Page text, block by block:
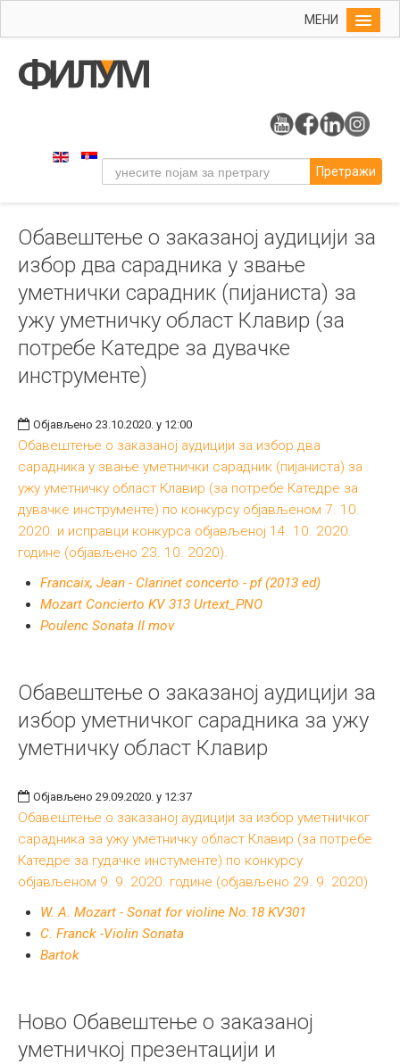
МЕНИ
Упис
Уметност
Музичка уметност
Примењена и ликовна уметност
Галерија
Издаваштво
Библиотека
Међународна
Претражи
Обавештење о заказаној аудицији за
избор два сарадника у звање
уметнички сарадник (пијаниста) за
ужу уметничку област Клавир (за
потребе Катедре за дувачке
инструменте)
Објављено 23.10.2020. у 12:00
Обавештење о заказаној аудицији за избор два
сарадника у звање уметнички сарадник (пијаниста) за
ужу уметничку област Клавир (за потребе Катедре за
дувачке инструменте) по конкурсу објављеном 7. 10.
2020. и исправци конкурса објављеној 14. 10. 2020.
године (објављено 23. 10. 2020).
Francaix, Jean - Clarinet concerto - pf (2013 ed)
Mozart Concierto KV 313 Urtext_PNO
Poulenc Sonata II mov
Обавештење о заказаној аудицији за
избор уметничког сарадника за ужу
уметничку област Клавир
Објављено 29.09.2020. у 12:37
Обавештење о заказаној аудицији за избор уметничког
сарадника за ужу уметничку област Клавир (за потребе
Катедре за гудачке инстументе) по конкурсу
објављеном 9. 9. 2020. године (објављено 29. 9. 2020)
W. A. Mozart - Sonat for violine No.18 KV301
C. Franck -Violin Sonata
Bartok
Ново Обавештење о заказаној
уметничкој презентацији и